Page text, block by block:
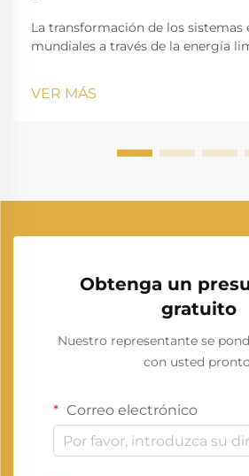
La transformación de los sistemas
mundiales a través de la energía
transformación notable, ya que las
renovables redibujan la forma en
VER MÁS
Obtenga un
gratuito
Nuestro representante se
con usted
Correo electrónico